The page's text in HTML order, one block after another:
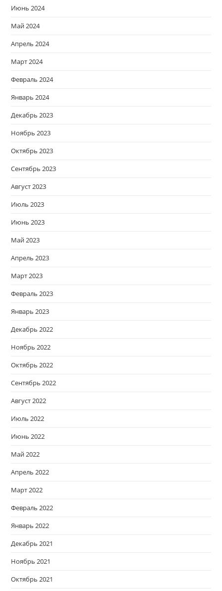
Июнь 2024
Май 2024
Апрель 2024
Март 2024
Февраль 2024
Январь 2024
Декабрь 2023
Ноябрь 2023
Октябрь 2023
Сентябрь 2023
Август 2023
Июль 2023
Июнь 2023
Май 2023
Апрель 2023
Март 2023
Февраль 2023
Январь 2023
Декабрь 2022
Ноябрь 2022
Октябрь 2022
Сентябрь 2022
Август 2022
Июль 2022
Июнь 2022
Май 2022
Апрель 2022
Март 2022
Февраль 2022
Январь 2022
Декабрь 2021
Ноябрь 2021
Октябрь 2021